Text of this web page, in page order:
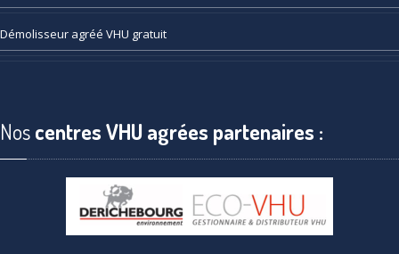
Démolisseur agréé VHU gratuit
Noscentres VHU agrées partenaires :